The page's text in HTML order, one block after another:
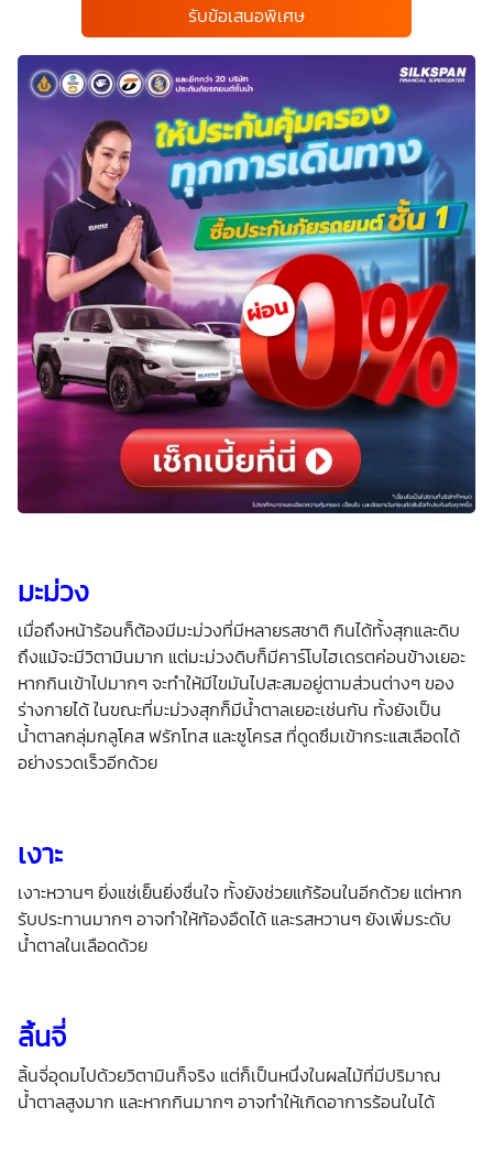
รับข้อเสนอพิเศษ
มะม่วง
เมื่อถึงหน้าร้อนก็ต้องมีมะม่วงที่มีหลายรสชาติ กินได้ทั้งสุกและดิบ
ถึงแม้จะมีวิตามินมาก แต่มะม่วงดิบก็มีคาร์โบไฮเดรตค่อนข้างเยอะ
หากกินเข้าไปมากๆ จะทำให้มีไขมันไปสะสมอยู่ตามส่วนต่างๆ ของ
ร่างกายได้ ในขณะที่มะม่วงสุกก็มีน้ำตาลเยอะเช่นกัน ทั้งยังเป็น
น้ำตาลกลุ่มกลูโคส ฟรักโทส และซูโครส ที่ดูดซึมเข้ากระแสเลือดได้
อย่างรวดเร็วอีกด้วย
เงาะ
เงาะหวานๆ ยิ่งแช่เย็นยิ่งชื่นใจ ทั้งยังช่วยแก้ร้อนในอีกด้วย แต่หาก
รับประทานมากๆ อาจทำให้ท้องอืดได้ และรสหวานๆ ยังเพิ่มระดับ
น้ำตาลในเลือดด้วย
ลิ้นจี่
ลิ้นจี่อุดมไปด้วยวิตามินก็จริง แต่ก็เป็นหนึ่งในผลไม้ที่มีปริมาณ
น้ำตาลสูงมาก และหากกินมากๆ อาจทำให้เกิดอาการร้อนในได้